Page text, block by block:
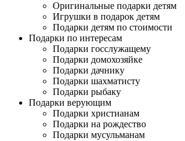
Оригинальные подарки детям
Игрушки в подарок детям
Подарки детям по стоимости
Подарки по интересам
Подарки госслужащему
Подарки домохозяйке
Подарки дачнику
Подарки шахматисту
Подарки рыбаку
Подарки верующим
Подарки христианам
Подарки на рождество
Подарки мусульманам